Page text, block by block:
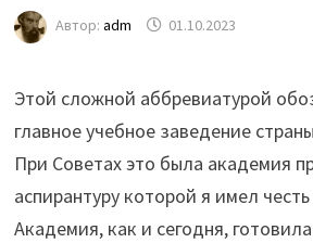
Автор: adm 01.10.2023
Этой сложной аббревиатурой
главное учебное заведение
При Советах это была академия
аспирантуру которой я имел
Академия, как и сегодня,